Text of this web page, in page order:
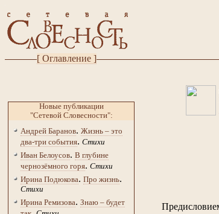
[ Оглавление ]
Новые публикации
"Сетевой Словесности":
Андрей Баранов. Жизнь – это
два-три события. Стихи
Иван Белоусов. В глубине
чернозёмного горя. Стихи
Ирина Подюкова. Про жизнь.
Стихи
Ирина Ремизова. Знаю – будет